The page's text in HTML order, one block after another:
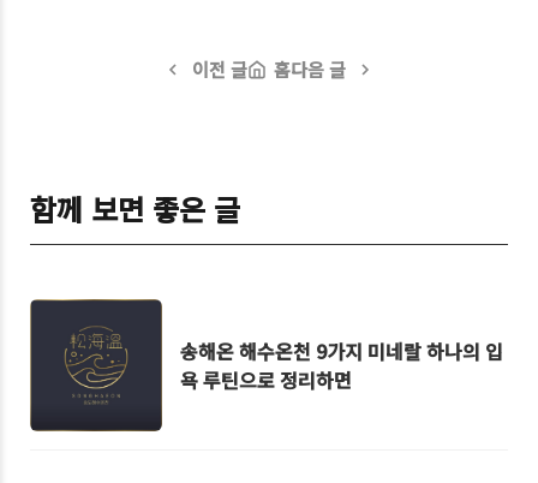
이전 글 홈다음 글
함께 보면 좋은 글
송해온 해수온천 9가지 미네랄 하나의 입
욕 루틴으로 정리하면